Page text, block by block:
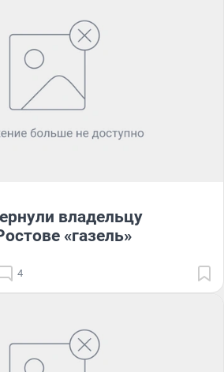
владельцу
«газель»
4